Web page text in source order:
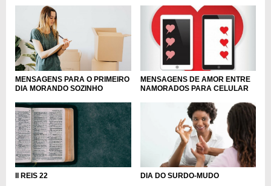
MENSAGENS PARA O PRIMEIRO
DIA MORANDO SOZINHO
MENSAGENS DE AMOR ENTRE
NAMORADOS PARA CELULAR
II REIS 22 DIA DO SURDO-MUDO